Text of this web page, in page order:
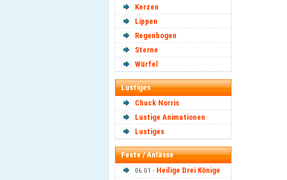
Kerzen
Lippen
Regenbogen
Sterne
Würfel
Lustiges
Chuck Norris
Lustige Animationen
Lustiges
Feste / Anlässe
06.01 - Heilige Drei Könige